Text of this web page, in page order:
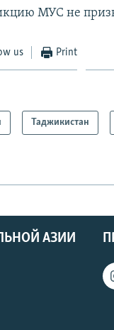
МУС не
us Print
Таджикистан
АЗИИ